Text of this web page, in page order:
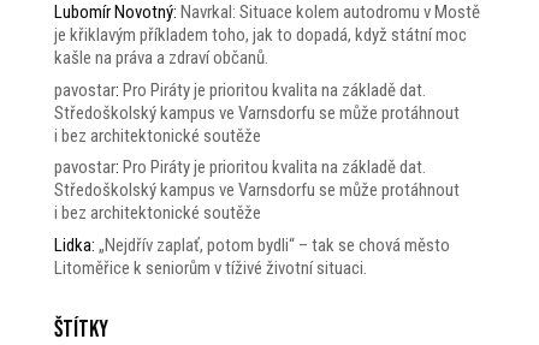
Lubomír Novotný: Navrkal: Situace kolem autodromu v Mostě
je křiklavým příkladem toho, jak to dopadá, když státní moc
kašle na práva a zdraví občanů.
pavostar: Pro Piráty je prioritou kvalita na základě dat.
Středoškolský kampus ve Varnsdorfu se může protáhnout
i bez architektonické soutěže
pavostar: Pro Piráty je prioritou kvalita na základě dat.
Středoškolský kampus ve Varnsdorfu se může protáhnout
i bez architektonické soutěže
Lidka: „Nejdřív zaplať, potom bydli“ – tak se chová město
Litoměřice k seniorům v tíživé životní situaci.
Štítky